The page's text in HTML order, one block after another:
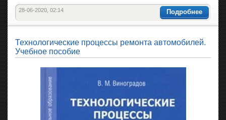
Подробнее
28-06-2020, 02:14
Технологические процессы ремонта автомобилей.
Учебное пособие